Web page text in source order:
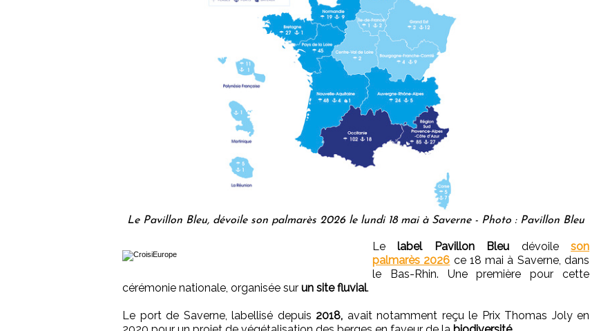
Le Pavillon Bleu, dévoile son palmarès 2026 le lundi 18 mai à Saverne - Photo : Pavillon Bleu
Lelabel Pavillon Bleu dévoileson
palmarès 2026 ce 18 mai à Saverne, dans
le Bas-Rhin. Une première pour cette
cérémonie nationale, organisée sur un site fluvial.
Le port de Saverne, labellisé depuis 2018, avait notamment reçu le Prix Thomas Joly en